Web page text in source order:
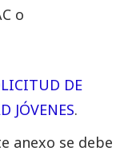
o
DE
JÓVENES.
anexo se debe